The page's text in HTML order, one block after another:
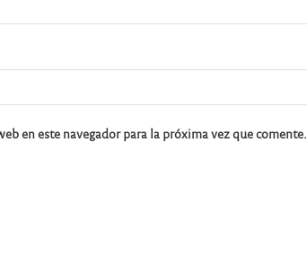
en este navegador para la próxima vez que comente.